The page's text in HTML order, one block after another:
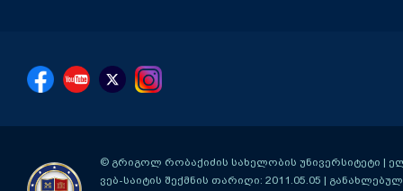
© გრიგოლ რობაქიძის სახელობის უნივერსიტეტი |
ვებ-საიტის შექმნის თარიღი: 2011.05.05 |